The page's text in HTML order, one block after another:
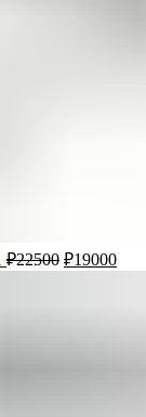
₽22500 ₽19000